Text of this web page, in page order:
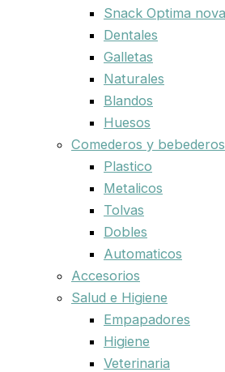
Snack Optima nova
Dentales
Galletas
Naturales
Blandos
Huesos
Comederos y bebederos
Plastico
Metalicos
Tolvas
Dobles
Automaticos
Accesorios
Salud e Higiene
Empapadores
Higiene
Veterinaria